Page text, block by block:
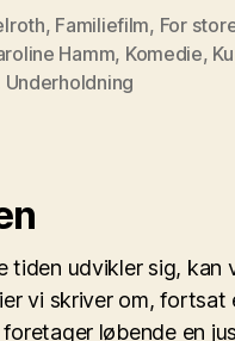
, Familiefilm, For
Hamm, Komedie,
Underholdning
tiden udvikler sig, kan
vi skriver om, fortsat
løbende en